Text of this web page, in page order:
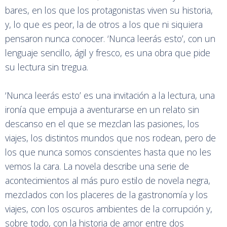
bares, en los que los protagonistas viven su historia,
y, lo que es peor, la de otros a los que ni siquiera
pensaron nunca conocer. ‘Nunca leerás esto’, con un
lenguaje sencillo, ágil y fresco, es una obra que pide
su lectura sin tregua.
‘Nunca leerás esto’ es una invitación a la lectura, una
ironía que empuja a aventurarse en un relato sin
descanso en el que se mezclan las pasiones, los
viajes, los distintos mundos que nos rodean, pero de
los que nunca somos conscientes hasta que no les
vemos la cara. La novela describe una serie de
acontecimientos al más puro estilo de novela negra,
mezclados con los placeres de la gastronomía y los
viajes, con los oscuros ambientes de la corrupción y,
sobre todo, con la historia de amor entre dos